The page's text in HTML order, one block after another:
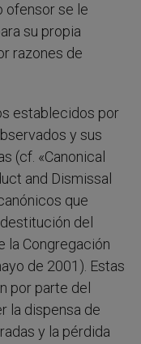
ofensor se le
su propia
razones de
establecidos por
y sus
(cf. «Canonical
and Dismissal
que
del
la Congregación
de 2001). Estas
por parte del
la dispensa de
y la pérdida